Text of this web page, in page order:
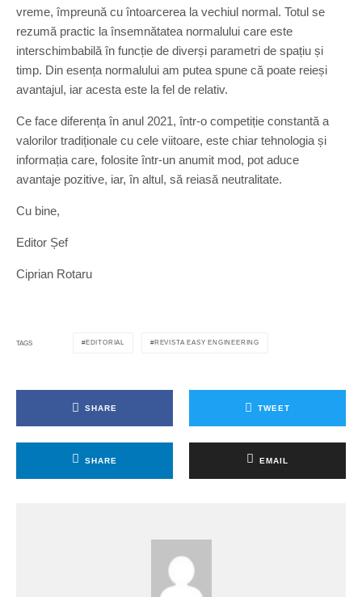
vreme, împreună cu întoarcerea la vechiul normal. Totul se
rezumă practic la însemnătatea normalului care este
interschimbabilă în funcție de diverși parametri de spațiu și
timp. Din esența normalului am putea spune că poate reieși
avantajul, iar acesta este la fel de relativ.
Ce face diferența în anul 2021, într-o competiție constantă a
valorilor tradiționale cu cele viitoare, este chiar tehnologia și
informația care, folosite într-un anumit mod, pot aduce
avantaje pozitive, iar, în altul, să reiasă neutralitate.
Cu bine,
Editor Șef
Ciprian Rotaru
TAGS EDITORIAL REVISTA EASY ENGINEERING
SHARE TWEET
SHARE EMAIL